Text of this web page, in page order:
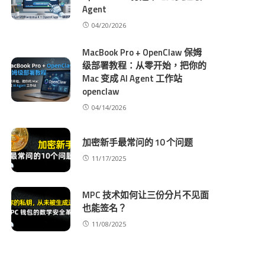
Agent
04/20/2026
MacBook Pro + OpenClaw 保姆
级部署教程：从零开始，把你的
Mac 变成 AI Agent 工作站
openclaw
04/14/2026
加密新手最常问的 10 个问题
11/17/2025
MPC 技术如何让三份分片不见面
也能签名？
11/08/2025